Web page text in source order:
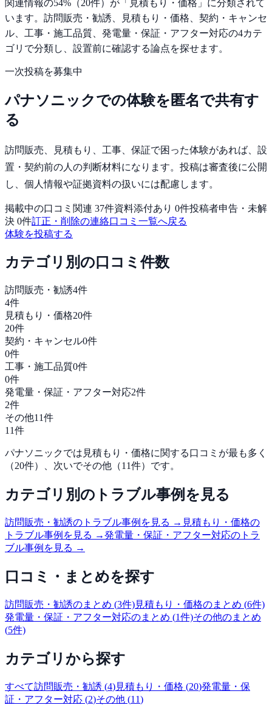
関連情報の54%（ 20件）が「 見積もり・価格 」に分類されて
います。 訪問販売・勧誘、見積もり・価格、契約・キャンセ
ル、工事・施工品質、発電量・保証・アフター対応の4カテ
ゴリで分類し、設置前に確認する論点を探せます。
一次投稿を募集中
パナソニックでの体験を匿名で共有す
る
訪問販売、見積もり、工事、保証で困った体験があれば、 設
置・契約前の人 の判断材料になります。投稿は審査後に公開
し、個人情報や証拠資料の扱いには配慮します。
掲載中の口コミ関連 37件資料添付あり 0件投稿者申告・未解
決 0件訂正・削除の連絡口コミ一覧へ戻る
体験を投稿する
カテゴリ別の口コミ件数
訪問販売・勧誘4件
4件
見積もり・価格20件
20件
契約・キャンセル0件
0件
工事・施工品質0件
0件
発電量・保証・アフター対応2件
2件
その他11件
11件
パナソニックでは 見積もり・価格に関する口コミが最も多く
（20件）、次いでその他 （11件）です。
カテゴリ別のトラブル事例を見る
訪問販売・勧誘のトラブル事例を見る → 見積もり・価格の
トラブル事例を見る →発電量・保証・アフター対応のトラ
ブル事例を見る →
口コミ・まとめを探す
訪問販売・勧誘のまとめ (3件)見積もり・価格のまとめ (6件)
発電量・保証・アフター対応のまとめ (1件)その他のまとめ
(5件)
カテゴリから探す
すべて訪問販売・勧誘 (4)見積もり・価格 (20)発電量・保
証・アフター対応 (2)その他 (11)